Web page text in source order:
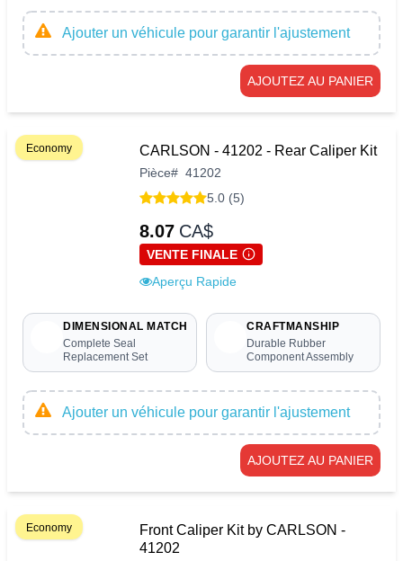
Ajouter un véhicule pour garantir l'ajustement
AJOUTEZ AU PANIER
Economy CARLSON - 41202 - Rear Caliper Kit
Pièce# 41202
5.0 (5)
8.07 CA$
VENTE FINALE
Aperçu Rapide
DIMENSIONAL MATCH
Complete Seal
Replacement Set
CRAFTMANSHIP
Durable Rubber
Component Assembly
Ajouter un véhicule pour garantir l'ajustement
AJOUTEZ AU PANIER
Economy
Front Caliper Kit by CARLSON -
41202